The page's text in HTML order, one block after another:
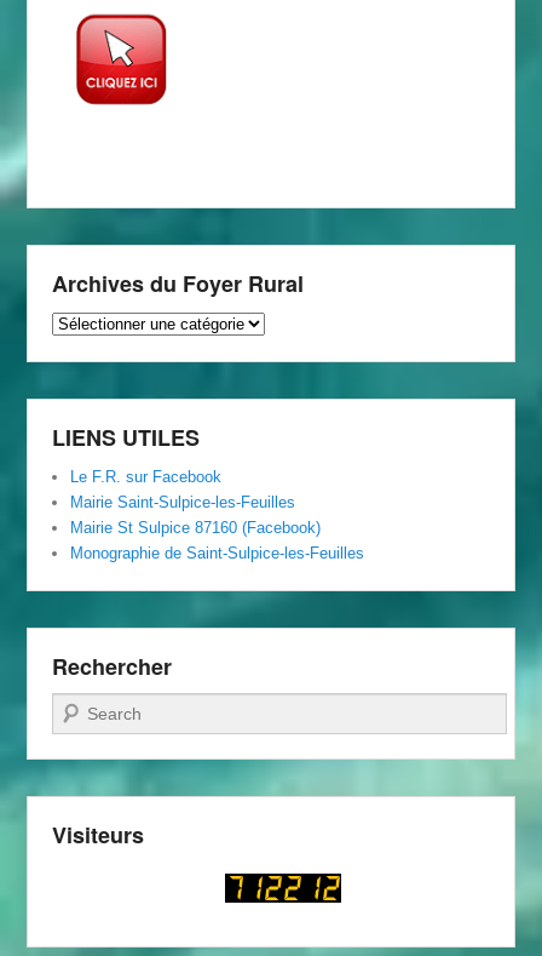
Archives du Foyer Rural
Archives
Rural
LIENS UTILES
Le F.R. sur Facebook
Mairie Saint-Sulpice-les-Feuilles
Mairie St Sulpice 87160 (Facebook)
Monographie de Saint-Sulpice-les-Feuilles
Rechercher
Recherche
Visiteurs